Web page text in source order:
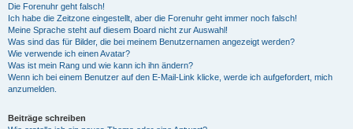
Die Forenuhr geht falsch!
Ich habe die Zeitzone eingestellt, aber die Forenuhr geht immer noch falsch!
Meine Sprache steht auf diesem Board nicht zur Auswahl!
Was sind das für Bilder, die bei meinem Benutzernamen angezeigt werden?
Wie verwende ich einen Avatar?
Was ist mein Rang und wie kann ich ihn ändern?
Wenn ich bei einem Benutzer auf den E-Mail-Link klicke, werde ich aufgefordert, mich
anzumelden.
Beiträge schreiben